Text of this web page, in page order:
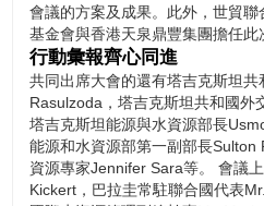
會議的方案及成果。此外，世貿
基金會與香港天泉鼎豐集團擔任此
行動彙報齊心同進
共同出席大會的還有塔吉克斯坦
Rasulzoda，塔吉克斯坦共和國外
塔吉克斯坦能源與水資源部長
能源和水資源部第一副部長Sulton
資源專家Jennifer Sara等。 會議
Kickert，巴拉圭常駐聯合國代表